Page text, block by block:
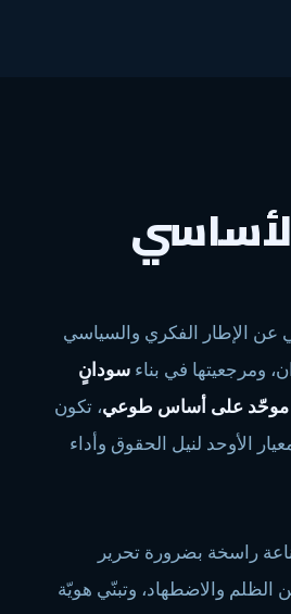
عن الإطار الفكري والسياسي
ومرجعيتها في بناء سودانٍ
موحّد على أساس طوعي، تكون
الأوحد لنيل الحقوق وأداء
راسخة بضرورة تحرير
والاضطهاد، وتبنّي هويّة